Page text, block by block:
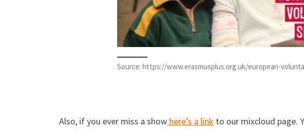
Source: https://www.erasmusplus.org.uk/european-
Also, if you ever miss a show here’s a link to our mixcloud page.